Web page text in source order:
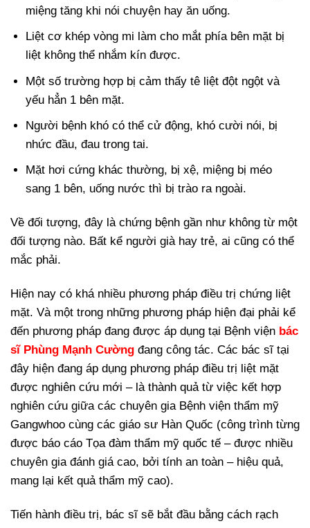
miệng tăng khi nói chuyện hay ăn uống.
Liệt cơ khép vòng mi làm cho mắt phía bên mặt bị
liệt không thể nhắm kín được.
Một số trường hợp bị cảm thấy tê liệt đột ngột và
yếu hẳn 1 bên mặt.
Người bệnh khó có thể cử động, khó cười nói, bị
nhức đầu, đau trong tai.
Mặt hơi cứng khác thường, bị xệ, miệng bị méo
sang 1 bên, uống nước thì bị trào ra ngoài.
Về đối tượng, đây là chứng bệnh gần như không từ một
đối tượng nào. Bất kể người già hay trẻ, ai cũng có thể
mắc phải.
Hiện nay có khá nhiều phương pháp điều trị chứng liệt
mặt. Và một trong những phương pháp hiện đại phải kể
đến phương pháp đang được áp dụng tại Bệnh viện bác
sĩ Phùng Mạnh Cường đang công tác. Các bác sĩ tại
đây hiện đang áp dụng phương pháp điều trị liệt mặt
được nghiên cứu mới – là thành quả từ việc kết hợp
nghiên cứu giữa các chuyên gia Bệnh viện thẩm mỹ
Gangwhoo cùng các giáo sư Hàn Quốc (công trình từng
được báo cáo Tọa đàm thẩm mỹ quốc tế – được nhiều
chuyên gia đánh giá cao, bởi tính an toàn – hiệu quả,
mang lại kết quả thẩm mỹ cao).
Tiến hành điều trị, bác sĩ sẽ bắt đầu bằng cách rạch